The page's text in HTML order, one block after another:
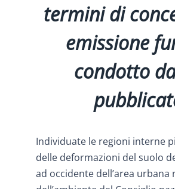
termini di
emissione
condotto
Individuate le regioni interne
delle deformazioni del suolo
ad occidente dell’area